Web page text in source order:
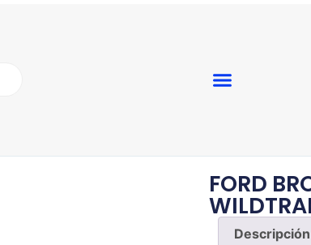
FORD
Descripción